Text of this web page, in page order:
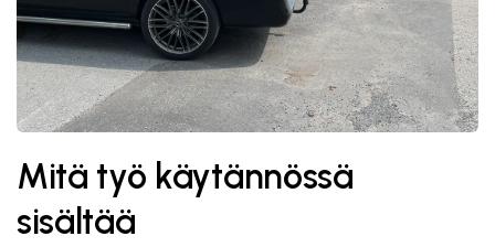
Mitä työ käytännössä
sisältää